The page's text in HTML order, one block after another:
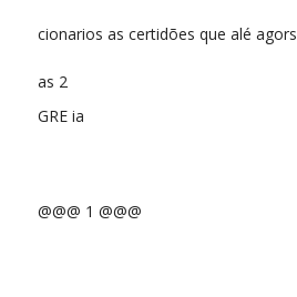
cionarios as certidões que alé agors
as 2
GRE ia
@@@ 1 @@@